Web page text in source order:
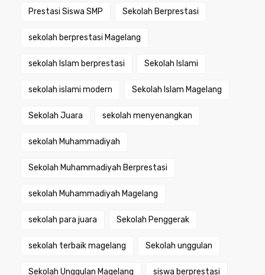
Prestasi Siswa SMP Sekolah Berprestasi
sekolah berprestasi Magelang
sekolah Islam berprestasi Sekolah Islami
sekolah islami modern Sekolah Islam Magelang
Sekolah Juara sekolah menyenangkan
sekolah Muhammadiyah
Sekolah Muhammadiyah Berprestasi
sekolah Muhammadiyah Magelang
sekolah para juara Sekolah Penggerak
sekolah terbaik magelang Sekolah unggulan
Sekolah Unggulan Magelang siswa berprestasi